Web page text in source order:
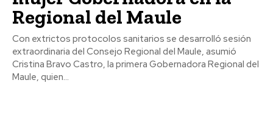
Regional del Maule
Con extrictos protocolos sanitarios se desarrolló sesión
extraordinaria del Consejo Regional del Maule, asumió
Cristina Bravo Castro, la primera Gobernadora Regional del
Maule, quien...